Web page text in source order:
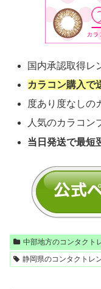
国内承認取得レ
カラコン購入で
度あり度なしの
人気のカラコン
当日発送で最短
中部地方のコンタクト
静岡県のコンタクトレ